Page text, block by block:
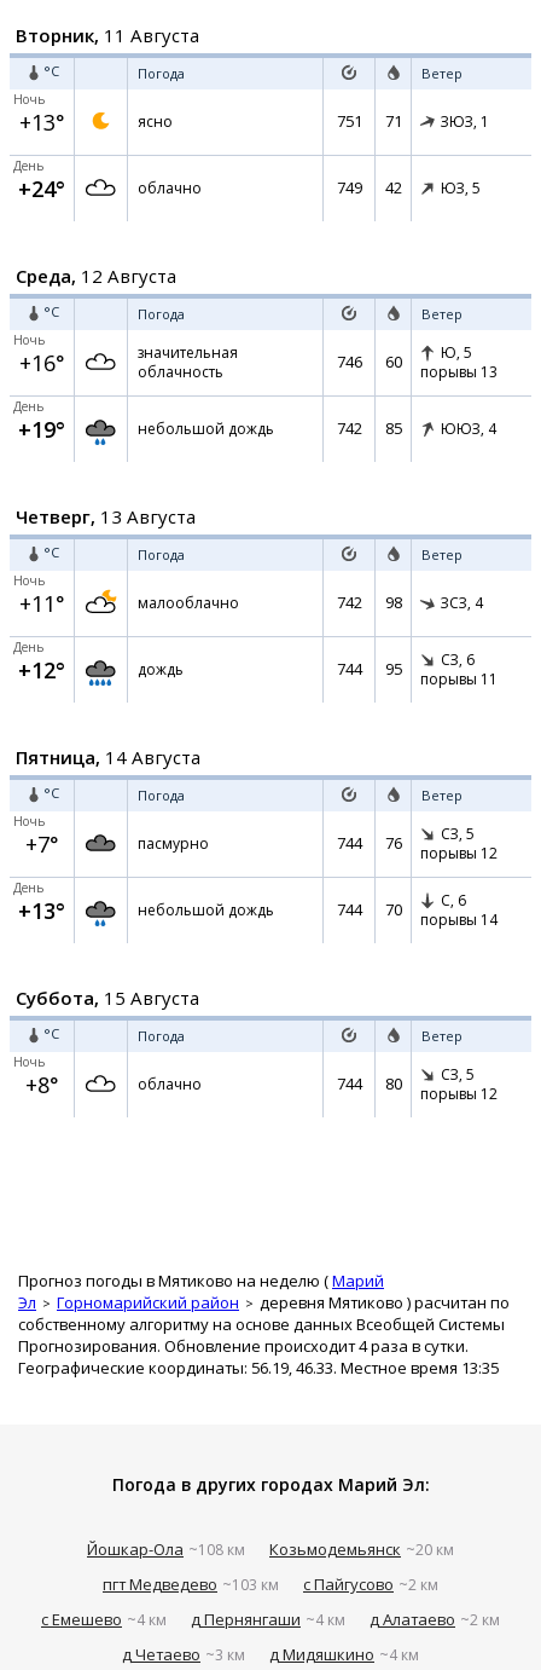
Вторник, 11 Августа
°C Погода Ветер
Ночь
+13° ясно 751 71 ЗЮЗ, 1
День
+24° облачно 749 42 ЮЗ, 5
Среда, 12 Августа
°C Погода Ветер
Ночь
+16°
значительная
облачность
746 60 Ю, 5
порывы 13
День
+19° небольшой дождь 742 85 ЮЮЗ, 4
Четверг, 13 Августа
°C Погода Ветер
Ночь
+11° малооблачно 742 98 ЗСЗ, 4
День
+12° дождь 744 95 СЗ, 6
порывы 11
Пятница, 14 Августа
°C Погода Ветер
Ночь
+7° пасмурно 744 76 СЗ, 5
порывы 12
День
+13° небольшой дождь 744 70 С, 6
порывы 14
Суббота, 15 Августа
°C Погода Ветер
Ночь
+8° облачно 744 80 СЗ, 5
порывы 12
Прогноз погоды в Мятиково на неделю (Марий
Эл
Горномарийский район деревня Мятиково ) расчитан по
собственному алгоритму на основе данных Всеобщей Системы
Прогнозирования. Обновление происходит 4 раза в сутки.
Географические координаты: 56.19, 46.33. Местное время 13:35
Погода в других городах Марий Эл:
Йошкар-Ола ~108 км Козьмодемьянск ~20 км
пгт Медведево ~103 км с Пайгусово ~2 км
с Емешево ~4 км д Пернянгаши ~4 км д Алатаево ~2 км
д Четаево ~3 км д Мидяшкино ~4 км